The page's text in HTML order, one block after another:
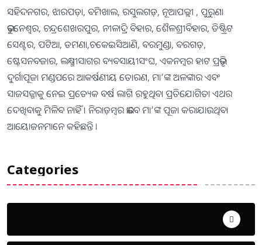
ସହିଦନଗର, ଝାରପଡ଼ା, ବମିଖାଲ, ରସୁଲଗଡ଼, ନୂଆପଲ୍ଲୀ , ପୁରୁଣା
ଭୁବନେଶ୍ବର, ଚନ୍ଦ୍ରଶେଖରପୁର, ନୀଳାଦ୍ରି ବିହାର, ଶୈଳଶ୍ରୀବିହାର, ଡିଷ୍ଟ୍ରିଟ
ସେଣ୍ଟର, ପଟିଆ, ଡମଣା,ଚକେଇସିଆଣି, ବରମୁଣ୍ଡା, ବରଗଡ଼,
ଷ୍ଟେସନବଜାର, ଲକ୍ଷ୍ମୀସାଗର ବ୍ୟବସାୟୀସଂଘ, ଏକନମ୍ବର ହାଟ ପ୍ରଭୃତି
ଦୁର୍ଗାପୂଜା ମଣ୍ଡପରେ ଆକର୍ଷଣୀୟ ତୋରଣ, ମା’ଙ୍କ ଅଳଙ୍କାର ଏବଂ
ସାଜସଜ୍ଜାକୁ ନେଇ ପ୍ରତ୍ୟେକ ବର୍ଷ ଲାଗି ରହୁଥିବା ପ୍ରତିଯୋଗିତା ଏଥର
ଦେଖିବାକୁ ମିଳିବ ନାହିଁ । ନିରାଡ଼ମ୍ବର ଭାବେ ମା’ଙ୍କ ପୂଜା କରାଯାଉଥିବା
ଆୟୋଜନମାନେ କହିଛନ୍ତି ।
Categories